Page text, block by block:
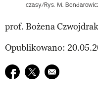
czasy/Rys. M.
prof. Bożena Czwojdrak
Opublikowano:
Udostępnij na facebook
Udostępnij na
E-mail do